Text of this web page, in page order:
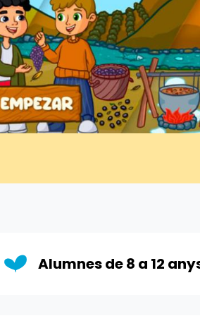
Alumnes de 8 a 12